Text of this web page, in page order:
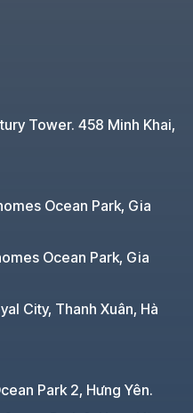
Tower. 458 Minh Khai,
Ocean Park, Gia
Ocean Park, Gia
City, Thanh Xuân, Hà
Park 2, Hưng Yên.